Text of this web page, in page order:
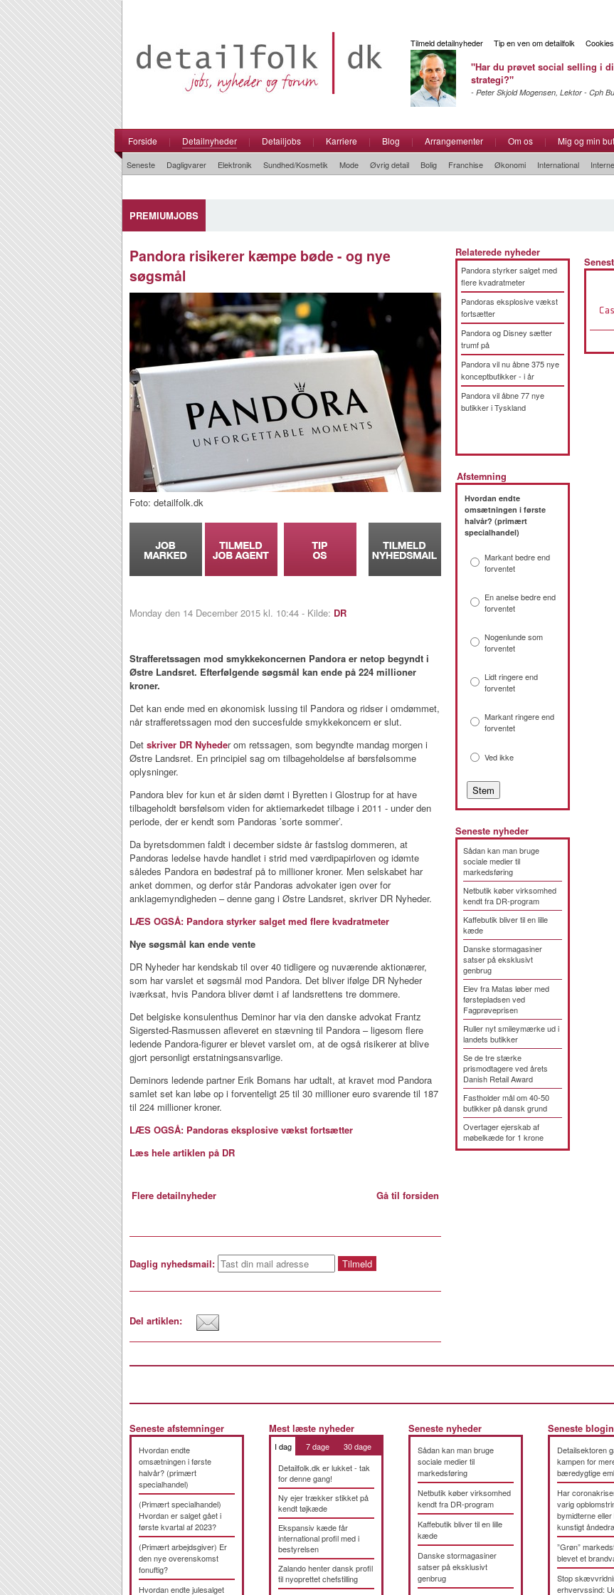
Tilmeld detailnyheder Tip en ven om detailfolk Cookies
"Har du prøvet social selling i
strategi?"
- Peter Skjold Mogensen, Lektor - Cph
Forside | Detailnyheder | Detailjobs | Karriere | Blog | Arrangementer | Om os | Mig og min
Seneste Dagligvarer Elektronik Sundhed/Kosmetik Mode Øvrig detail Bolig Franchise Økonomi International
PREMIUMJOBS
Pandora risikerer kæmpe bøde - og nye
søgsmål
Foto: detailfolk.dk
Monday den 14 December 2015 kl. 10:44 - Kilde: DR
Strafferetssagen mod smykkekoncernen Pandora er netop begyndt i
Østre Landsret. Efterfølgende søgsmål kan ende på 224 millioner
kroner.
Det kan ende med en økonomisk lussing til Pandora og ridser i omdømmet,
når strafferetssagen mod den succesfulde smykkekoncern er slut.
Det skriver DR Nyheder om retssagen, som begyndte mandag morgen i
Østre Landsret. En principiel sag om tilbageholdelse af børsfølsomme
oplysninger.
Pandora blev for kun et år siden dømt i Byretten i Glostrup for at have
tilbageholdt børsfølsom viden for aktiemarkedet tilbage i 2011 - under den
periode, der er kendt som Pandoras ’sorte sommer’.
Da byretsdommen faldt i december sidste år fastslog dommeren, at
Pandoras ledelse havde handlet i strid med værdipapirloven og idømte
således Pandora en bødestraf på to millioner kroner. Men selskabet har
anket dommen, og derfor står Pandoras advokater igen over for
anklagemyndigheden – denne gang i Østre Landsret, skriver DR Nyheder.
LÆS OGSÅ: Pandora styrker salget med flere kvadratmeter
Nye søgsmål kan ende vente
DR Nyheder har kendskab til over 40 tidligere og nuværende aktionærer,
som har varslet et søgsmål mod Pandora. Det bliver ifølge DR Nyheder
iværksat, hvis Pandora bliver dømt i af landsrettens tre dommere.
Det belgiske konsulenthus Deminor har via den danske advokat Frantz
Sigersted-Rasmussen afleveret en stævning til Pandora – ligesom flere
ledende Pandora-figurer er blevet varslet om, at de også risikerer at blive
gjort personligt erstatningsansvarlige.
Deminors ledende partner Erik Bomans har udtalt, at kravet mod Pandora
samlet set kan løbe op i forventeligt 25 til 30 millioner euro svarende til 187
til 224 millioner kroner.
LÆS OGSÅ: Pandoras eksplosive vækst fortsætter
Læs hele artiklen på DR
Flere detailnyheder Gå til forsiden
Daglig nyhedsmail:
Del artiklen:
Relaterede nyheder
Pandora styrker salget med
flere kvadratmeter
Pandoras eksplosive vækst
fortsætter
Pandora og Disney sætter
trumf på
Pandora vil nu åbne 375 nye
konceptbutikker - i år
Pandora vil åbne 77 nye
butikker i Tyskland
Afstemning
Hvordan endte
omsætningen i første
halvår? (primært
specialhandel)
Markant bedre end
forventet
En anelse bedre end
forventet
Nogenlunde som
forventet
Lidt ringere end
forventet
Markant ringere end
forventet
Ved ikke
Seneste nyheder
Sådan kan man bruge
sociale medier til
markedsføring
Netbutik køber virksomhed
kendt fra DR-program
Kaffebutik bliver til en lille
kæde
Danske stormagasiner
satser på eksklusivt
genbrug
Elev fra Matas løber med
førstepladsen ved
Fagprøveprisen
Ruller nyt smileymærke ud i
landets butikker
Se de tre stærke
prismodtagere ved årets
Danish Retail Award
Fastholder mål om 40-50
butikker på dansk grund
Overtager ejerskab af
møbelkæde for 1 krone
Seneste afstemninger
Hvordan endte
omsætningen i første
halvår? (primært
specialhandel)
(Primært specialhandel)
Hvordan er salget gået i
første kvartal af 2023?
(Primært arbejdsgiver) Er
den nye overenskomst
fonuftig?
Hvordan endte julesalget
Mest læste nyheder
I dag 7 dage
30 dage
Detailfolk.dk er lukket - tak
for denne gang!
Ny ejer trækker stikket på
kendt tøjkæde
Ekspansiv kæde får
international profil med i
bestyrelsen
Zalando henter dansk profil
til nyoprettet chefstilling
Seneste nyheder
Sådan kan man bruge
sociale medier til
markedsføring
Netbutik køber virksomhed
kendt fra DR-program
Kaffebutik bliver til en lille
kæde
Danske stormagasiner
satser på eksklusivt
genbrug
Seneste
Detailsektoren
kampen for
bæredygtige
Har
varig
bymidterne eller
kunstigt
”Grøn”
blevet et
Stop
erhvervssind: